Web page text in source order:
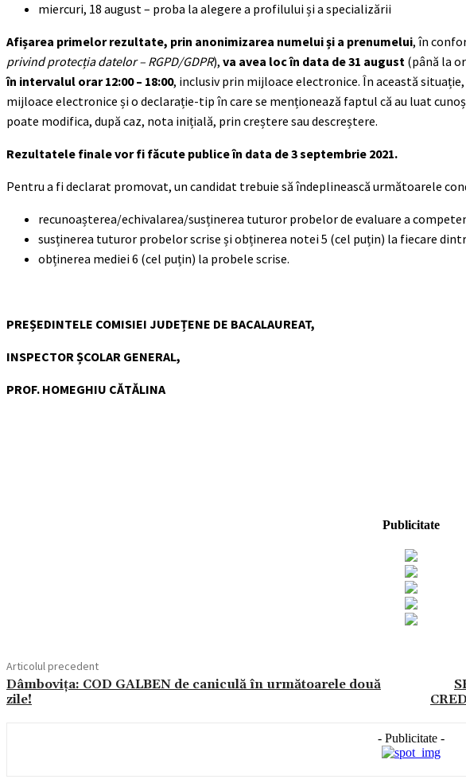
miercuri, 18 august – proba la alegere a profilului și a specializării
Afișarea primelor rezultate, prin anonimizarea numelui și a prenumelui, în
privind protecția datelor – RGPD/GDPR), va avea loc în data de 31 august (până la
în intervalul orar 12:00 – 18:00, inclusiv prin mijloace electronice. În această
mijloace electronice și o declarație-tip în care se menționează faptul că au luat
poate modifica, după caz, nota inițială, prin creștere sau descreștere.
Rezultatele finale vor fi făcute publice în data de 3 septembrie 2021.
Pentru a fi declarat promovat, un candidat trebuie să îndeplinească următoarele
recunoașterea/echivalarea/susținerea tuturor probelor de evaluare a
susținerea tuturor probelor scrise și obținerea notei 5 (cel puțin) la fiecare
obținerea mediei 6 (cel puțin) la probele scrise.
PREȘEDINTELE COMISIEI JUDEȚENE DE BACALAUREAT,
INSPECTOR ȘCOLAR GENERAL,
PROF. HOMEGHIU CĂTĂLINA
Publicitate
Articolul precedent
Dâmbovița: COD GALBEN de caniculă în următoarele două
zile!
- Publicitate -